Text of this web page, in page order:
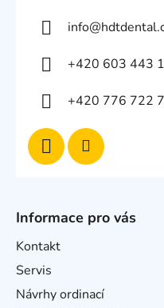
info@
+420 603 443
+420 776 722
Informace pro vás
Kontakt
Servis
Návrhy ordinací